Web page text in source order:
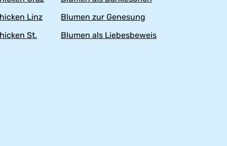
Linz
St.
Blumen zur Genesung
Blumen als Liebesbeweis